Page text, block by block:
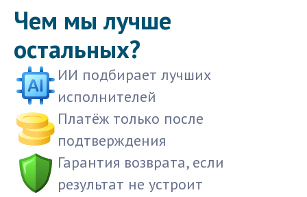
Чем мы лучше
остальных?
ИИ подбирает лучших
исполнителей
Платёж только после
подтверждения
Гарантия возврата, если
результат не устроит